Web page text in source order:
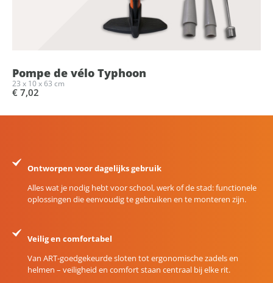
Pompe de vélo Typhoon
23 x 10 x 63 cm
€ 7,02
Ontworpen voor dagelijks gebruik
Alles wat je nodig hebt voor school, werk of de stad: functionele
oplossingen die eenvoudig te gebruiken en te monteren zijn.
Veilig en comfortabel
Van ART-goedgekeurde sloten tot ergonomische zadels en
helmen – veiligheid en comfort staan centraal bij elke rit.